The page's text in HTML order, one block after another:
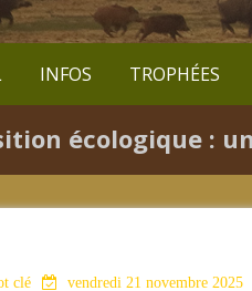
INFOS TROPHÉES
écologique :
clé vendredi 21 novembre 2025